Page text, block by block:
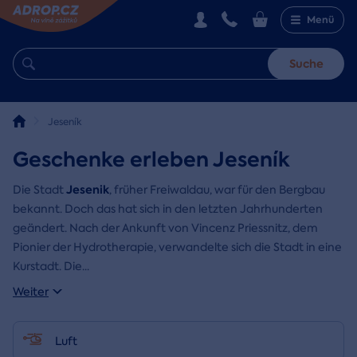
Menü
Suche
Jeseník
Geschenke erleben Jeseník
Die StadtJesenik, früher Freiwaldau, war für den Bergbau
bekannt. Doch das hat sich in den letzten Jahrhunderten
geändert. Nach der Ankunft von Vincenz Priessnitz, dem
Pionier der Hydrotherapie, verwandelte sich die Stadt in eine
Kurstadt. Die...
Weiter
Luft